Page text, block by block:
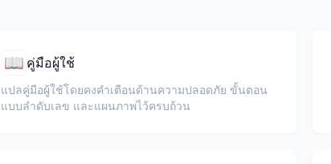
📖 คู่มือผู้ใช้
แปลคู่มือผู้ใช้โดยคงคำเตือนด้านความปลอดภัย ขั้นตอน
แบบลำดับเลข และแผนภาพไว้ครบถ้วน